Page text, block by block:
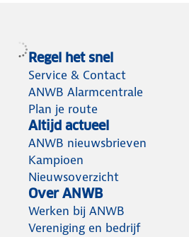
Regel het snel
Service & Contact
ANWB Alarmcentrale
Plan je route
Altijd actueel
ANWB nieuwsbrieven
Kampioen
Nieuwsoverzicht
Over ANWB
Werken bij ANWB
Vereniging en bedrijf